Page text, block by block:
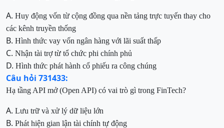
A. Huy động vốn từ cộng đồng qua nền tảng trực tuyến thay cho
các kênh truyền thống
B. Hình thức vay vốn ngân hàng với lãi suất thấp
C. Nhận tài trợ từ tổ chức phi chính phủ
D. Hình thức phát hành cổ phiếu ra công chúng
Câu hỏi 731433:
Hạ tầng API mở (Open API) có vai trò gì trong FinTech?
A. Lưu trữ và xử lý dữ liệu lớn
B. Phát hiện gian lận tài chính tự động